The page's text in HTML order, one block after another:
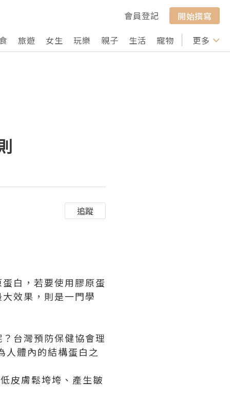
會員登記
開始撰寫
旅遊 女生 玩樂 親子 生活 寵物 行山 打卡
更多
追蹤
白，若要使用膠原蛋
效果，則是一門學
台灣預防保健協會理
體內的結構蛋白之
皮膚鬆垮垮、產生皺